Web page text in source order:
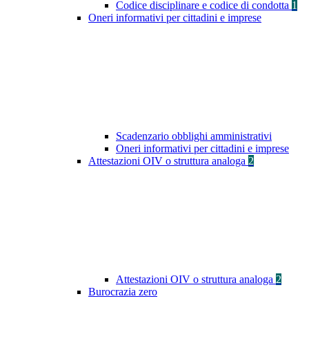
Codice disciplinare e codice di condotta 1
Oneri informativi per cittadini e imprese
Scadenzario obblighi amministrativi
Oneri informativi per cittadini e imprese
Attestazioni OIV o struttura analoga 2
Attestazioni OIV o struttura analoga 2
Burocrazia zero